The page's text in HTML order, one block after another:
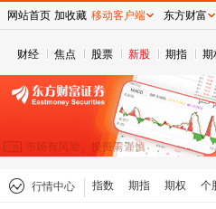
财经 焦点 股票 新股 期指 期
行情中心 指数 期指 期权 个
网站首页 加收藏 移动客户端 东方财富